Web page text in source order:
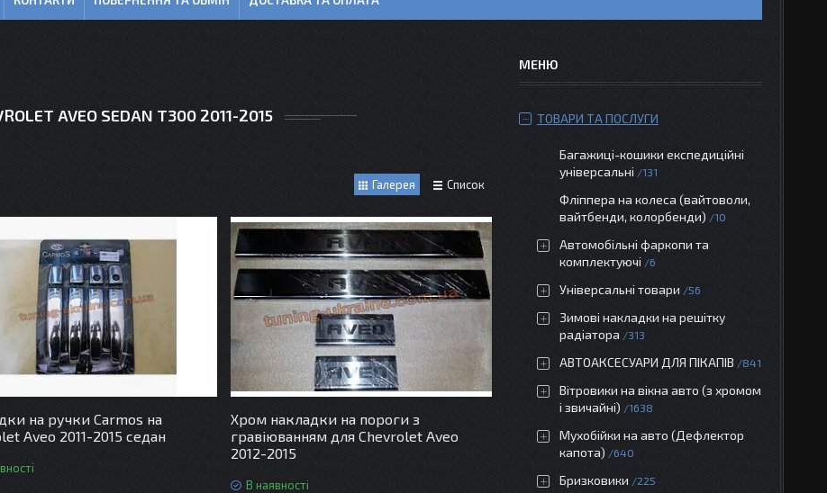
AVEO SEDAN T300 2011-2015
Галерея Список
на ручки Carmos на
Aveo 2011-2015 седан
Хром накладки на пороги з
гравіюванням для Chevrolet Aveo
2012-2015
В наявності
ТОВАРИ ТА ПОСЛУГИ
Багажиці-кошики експедиційні
універсальні
131
Фліппера на колеса (вайтоволи,
вайтбенди, колорбенди)
10
Автомобільні фаркопи та
комплектуючі
6
Універсальні товари 56
Зимові накладки на решітку
радіатора
313
АВТОАКСЕСУАРИ ДЛЯ ПІКАПІВ 841
Вітровики на вікна авто (з хромом
і звичайні)
1638
Мухобійки на авто (Дефлектор
капота)
640
Бризковики 225